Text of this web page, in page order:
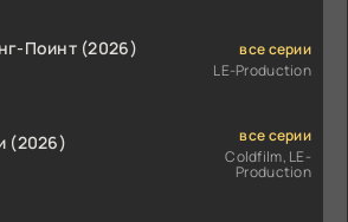
Поинт (2026)
все серии
LE-Production
(2026)
все серии
Coldfilm, LE-
Production